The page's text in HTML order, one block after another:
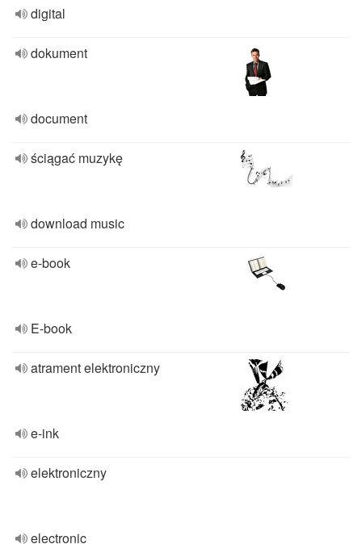
digital
dokument
document
ściągać muzykę
download music
e-book
E-book
atrament elektroniczny
e-ink
elektroniczny
electronic